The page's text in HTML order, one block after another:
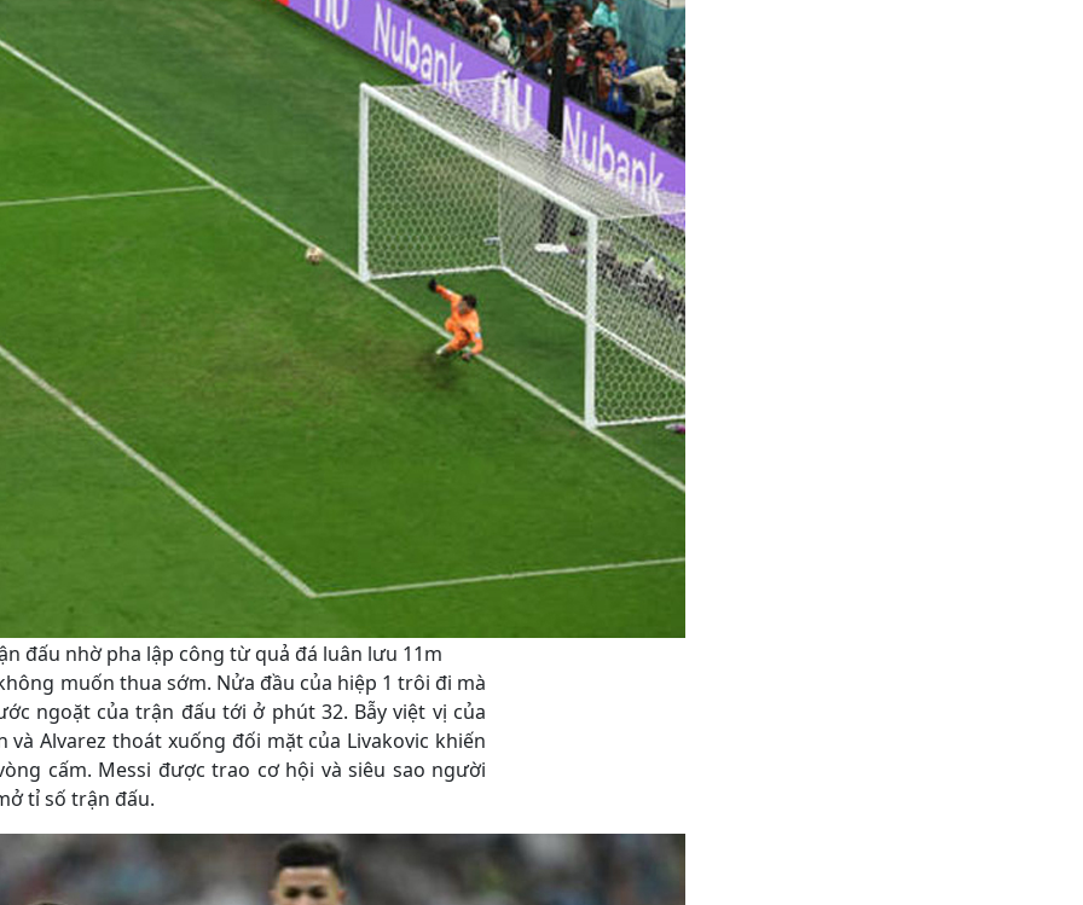
đấu nhờ pha lập công từ quả đá luân lưu 11m
muốn thua sớm. Nửa đầu của hiệp 1 trôi đi mà
ngoặt của trận đấu tới ở phút 32. Bẫy việt vị của
Alvarez thoát xuống đối mặt của Livakovic khiến
cấm. Messi được trao cơ hội và siêu sao người
tỉ số trận đấu.